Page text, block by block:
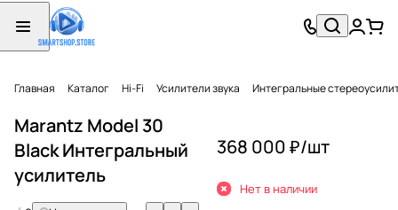
Главная Каталог Hi-Fi Усилители звука Интегральные
Marantz Model 30
Black Интегральный
усилитель
368 000 ₽/шт
Нет в наличии